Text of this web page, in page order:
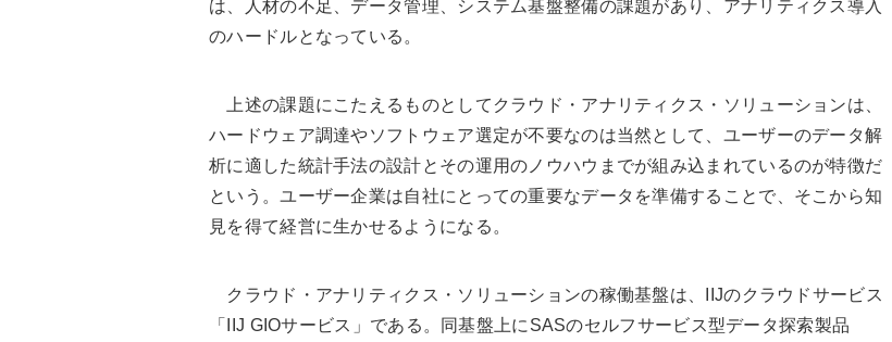
は、人材の不足、データ管理、システム基盤整備の課題があり、アナリティクス導入
のハードルとなっている。
上述の課題にこたえるものとしてクラウド・アナリティクス・ソリューションは、
ハードウェア調達やソフトウェア選定が不要なのは当然として、ユーザーのデータ解
析に適した統計手法の設計とその運用のノウハウまでが組み込まれているのが特徴だ
という。ユーザー企業は自社にとっての重要なデータを準備することで、そこから知
見を得て経営に生かせるようになる。
クラウド・アナリティクス・ソリューションの稼働基盤は、IIJのクラウドサービス
「IIJ GIOサービス」である。同基盤上にSASのセルフサービス型データ探索製品